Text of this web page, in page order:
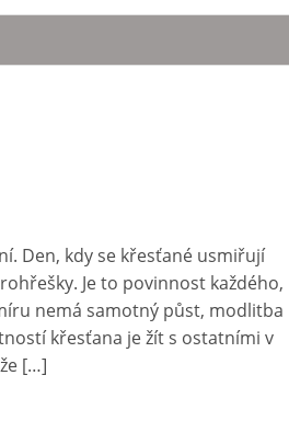
Den, kdy se křesťané usmiřují
Je to povinnost každého,
nemá samotný půst, modlitba
křesťana je žít s ostatními v
[…]